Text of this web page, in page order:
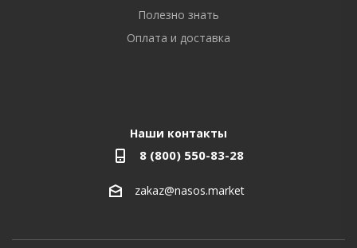
Полезно знать
Оплата и доставка
Наши контакты
8 (800) 550-83-28
zakaz@nasos.market